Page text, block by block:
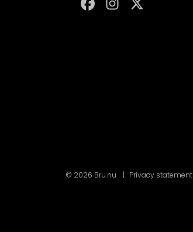
© 2026 Bru.nu Privacy statement